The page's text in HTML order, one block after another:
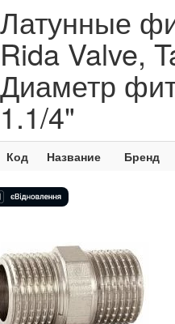
Латунные
Rida Valve,
Диаметр
1.1/4"
Код Название Бренд